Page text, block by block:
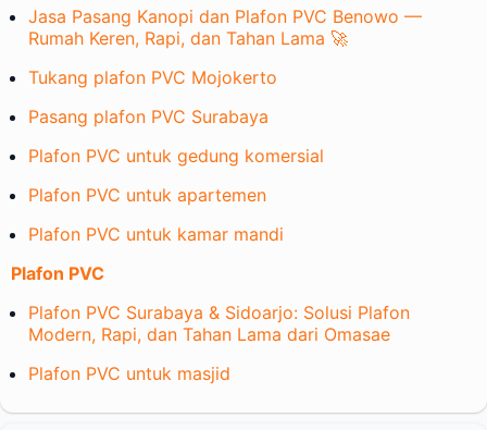
Jasa Pasang Kanopi dan Plafon PVC Benowo —
Rumah Keren, Rapi, dan Tahan Lama 🚀
Tukang plafon PVC Mojokerto
Pasang plafon PVC Surabaya
Plafon PVC untuk gedung komersial
Plafon PVC untuk apartemen
Plafon PVC untuk kamar mandi
Plafon PVC
Plafon PVC Surabaya & Sidoarjo: Solusi Plafon
Modern, Rapi, dan Tahan Lama dari Omasae
Plafon PVC untuk masjid